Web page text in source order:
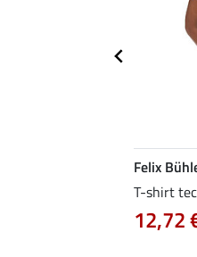
Felix
T-shirt
12,72